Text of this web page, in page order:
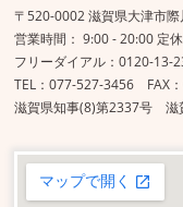
〒520-0002 滋賀県大津市
営業時間： 9:00 - 20:00 定
フリーダイアル：0120-13-
TEL：077-527-3456 FAX
滋賀県知事(8)第2337号 滋